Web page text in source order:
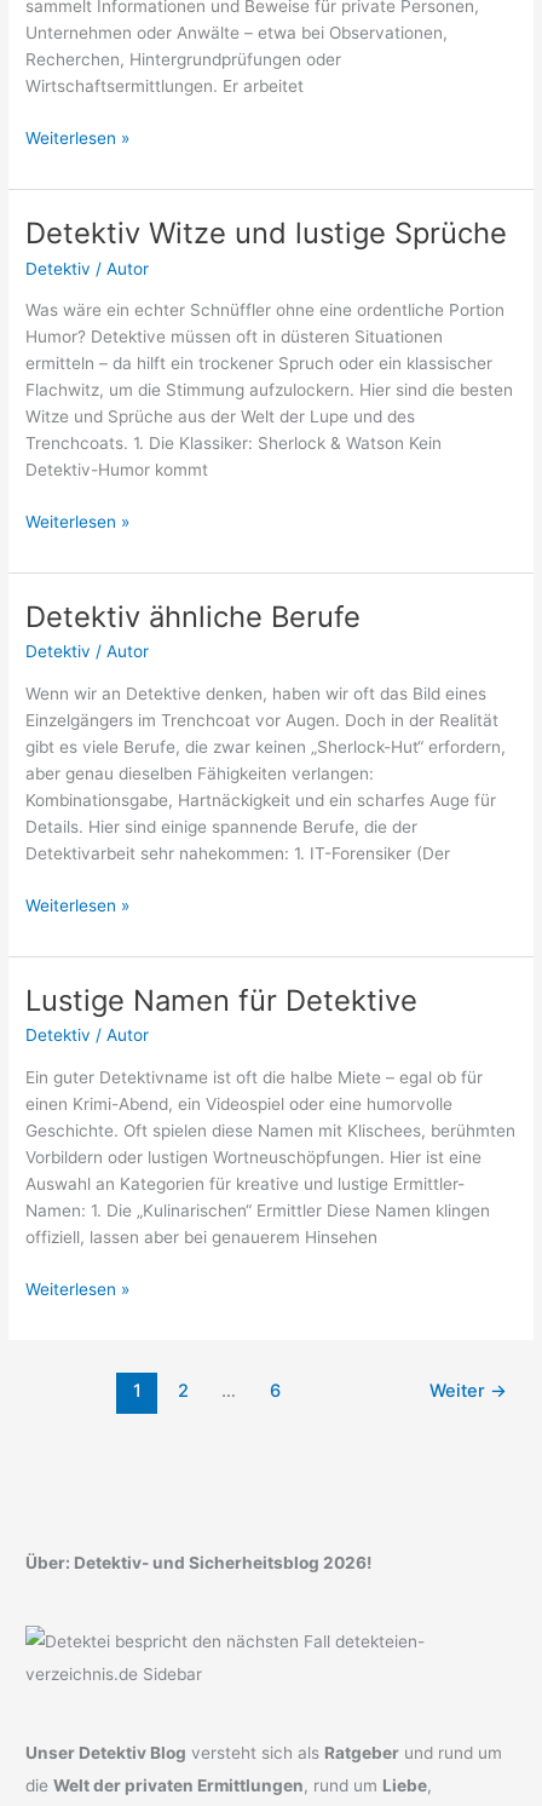
sammelt Informationen und Beweise für private Personen,
Unternehmen oder Anwälte – etwa bei Observationen,
Recherchen, Hintergrundprüfungen oder
Wirtschaftsermittlungen. Er arbeitet
Detektiv
–
für
2026
Weiterlesen »
Detektiv Witze und lustige Sprüche
Detektiv /Autor
Was wäre ein echter Schnüffler ohne eine ordentliche Portion
Humor? Detektive müssen oft in düsteren Situationen
ermitteln – da hilft ein trockener Spruch oder ein klassischer
Flachwitz, um die Stimmung aufzulockern. Hier sind die besten
Witze und Sprüche aus der Welt der Lupe und des
Trenchcoats. 1. Die Klassiker: Sherlock & Watson Kein
Detektiv-Humor kommt
Detektiv
und
Sprüche
Weiterlesen »
Detektiv ähnliche Berufe
Detektiv /Autor
Wenn wir an Detektive denken, haben wir oft das Bild eines
Einzelgängers im Trenchcoat vor Augen. Doch in der Realität
gibt es viele Berufe, die zwar keinen „Sherlock-Hut“ erfordern,
aber genau dieselben Fähigkeiten verlangen:
Kombinationsgabe, Hartnäckigkeit und ein scharfes Auge für
Details. Hier sind einige spannende Berufe, die der
Detektivarbeit sehr nahekommen: 1. IT-Forensiker (Der
Detektiv
Berufe
Weiterlesen »
Lustige Namen für Detektive
Detektiv /Autor
Ein guter Detektivname ist oft die halbe Miete – egal ob für
einen Krimi-Abend, ein Videospiel oder eine humorvolle
Geschichte. Oft spielen diese Namen mit Klischees, berühmten
Vorbildern oder lustigen Wortneuschöpfungen. Hier ist eine
Auswahl an Kategorien für kreative und lustige Ermittler-
Namen: 1. Die „Kulinarischen“ Ermittler Diese Namen klingen
offiziell, lassen aber bei genauerem Hinsehen
Lustige
Weiterlesen »
1 2 … 6 Weiter →
Über: Detektiv- und Sicherheitsblog 2026!
Unser Detektiv Blog versteht sich als Ratgeber und rund um
dieWelt der privaten Ermittlungen, rund um Liebe,